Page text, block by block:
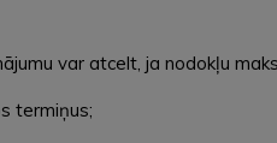
var atcelt, ja nodokļu
termiņus;